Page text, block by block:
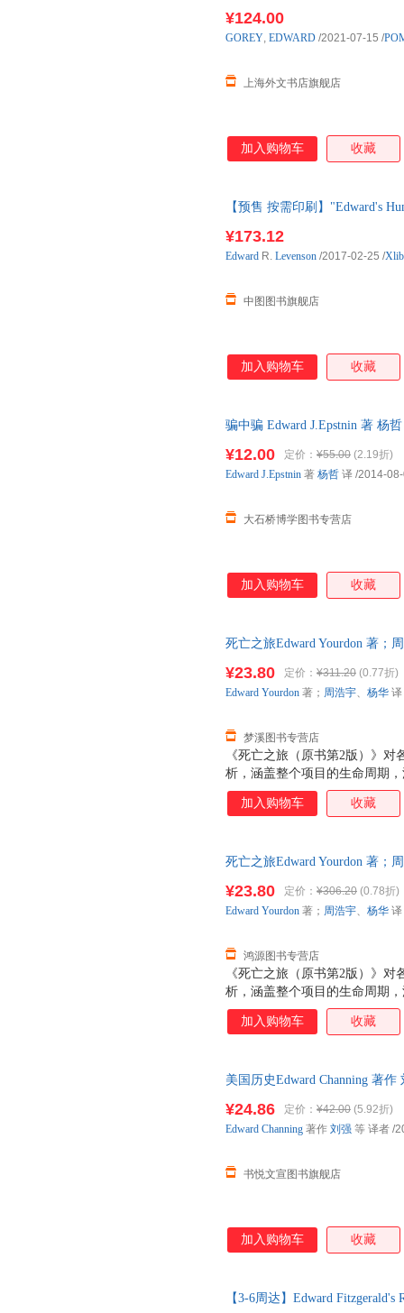
¥124.00
上海外文书店旗舰店
GOREY, EDWARD /2021-07-15 /
加入购物车 收藏
【预售 按需印刷】"Edward's
¥173.12
中图图书旗舰店
Edward R. Levenson /2017-02-25 /
加入购物车 收藏
骗中骗 Edward J.Epstnin 著 杨
¥12.00 定价： ¥55.00 (2.19折)
大石桥博学图书专营店
Edward J.Epstnin 著 杨哲 译 /2014-
加入购物车 收藏
死亡之旅Edward Yourdon 著；
《死亡之旅（原书第2版）》
析，涵盖整个项目的生命周期
与者所面临的所有关键问题：
具，提供了行之有效的解决方
找到现实而适用的解决方案。
¥23.80 定价： ¥311.20 (0.77折)
梦溪图书专营店
Edward Yourdon 著； 周浩宇、 杨华 译
加入购物车 收藏
死亡之旅Edward Yourdon 著；
《死亡之旅（原书第2版）》
析，涵盖整个项目的生命周期
与者所面临的所有关键问题：
具，提供了行之有效的解决方
找到现实而适用的解决方案。
¥23.80 定价： ¥306.20 (0.78折)
鸿源图书专营店
Edward Yourdon 著； 周浩宇、 杨华 译
加入购物车 收藏
美国历史Edward Channing 著
¥24.86 定价： ¥42.00 (5.92折)
书悦文宣图书旗舰店
Edward Channing 著作 刘强 等 译者 /
加入购物车 收藏
【3-6周达】Edward